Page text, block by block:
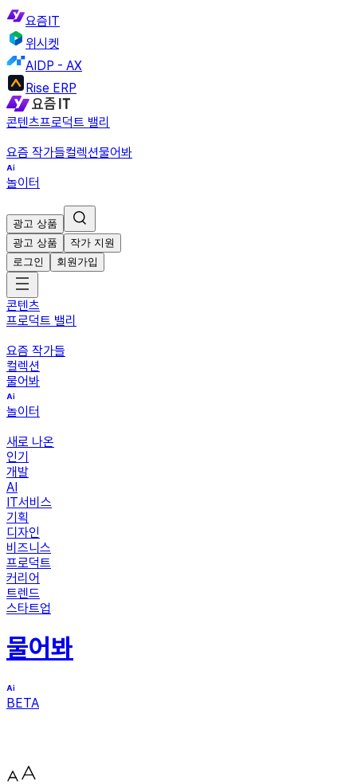
요즘IT
위시켓
AIDP - AX
Rise ERP
콘텐츠프로덕트 밸리
요즘 작가들컬렉션물어봐
놀이터
광고 상품
광고 상품
작가 지원
로그인
회원가입
콘텐츠
프로덕트 밸리
요즘 작가들
컬렉션
물어봐
놀이터
새로 나온
인기
개발
AI
IT서비스
기획
디자인
비즈니스
프로덕트
커리어
트렌드
스타트업
물어봐
BETA